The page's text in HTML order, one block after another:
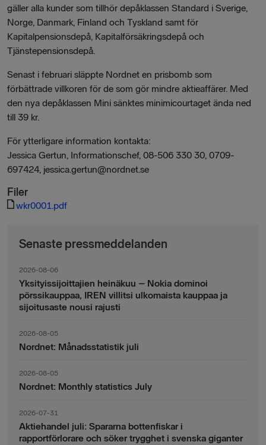
gäller alla kunder som tillhör depåklassen Standard i Sverige,
Norge, Danmark, Finland och Tyskland samt för
Kapitalpensionsdepå, Kapitalförsäkringsdepå och
Tjänstepensionsdepå.
Senast i februari släppte Nordnet en prisbomb som
förbättrade villkoren för de som gör mindre aktieaffärer. Med
den nya depåklassen Mini sänktes minimicourtaget ända ned
till 39 kr.
För ytterligare information kontakta:
Jessica Gertun, Informationschef, 08-506 330 30, 0709-
697424, jessica.gertun@nordnet.se
Filer
wkr0001.pdf
Senaste pressmeddelanden
2026-08-06
Yksityissijoittajien heinäkuu – Nokia dominoi
pörssikauppaa, IREN villitsi ulkomaista kauppaa ja
sijoitusaste nousi rajusti
2026-08-05
Nordnet: Månadsstatistik juli
2026-08-05
Nordnet: Monthly statistics July
2026-07-31
Aktiehandel juli: Spararna bottenfiskar i
rapportförlorare och söker trygghet i svenska giganter